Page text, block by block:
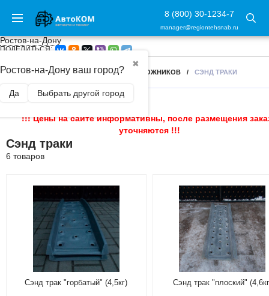
8 (800) 30-1234-7
manager@regiontehsnab.ru
Ростов-на-Дону
✖
Ростов-на-Дону ваш город?
Да Выбрать другой город
ПОДЕЛИТЬСЯ:
ГЛАВНАЯ / АКСЕССУАРЫ ДЛЯ ВНЕДОРОЖНИКОВ / СЭНД ТРАКИ
!!! Цены на сайте информативны, после размещения
уточняются !!!
Сэнд траки
6 товаров
Сэнд трак "горбатый" (4,5кг) Сэнд трак "плоский"